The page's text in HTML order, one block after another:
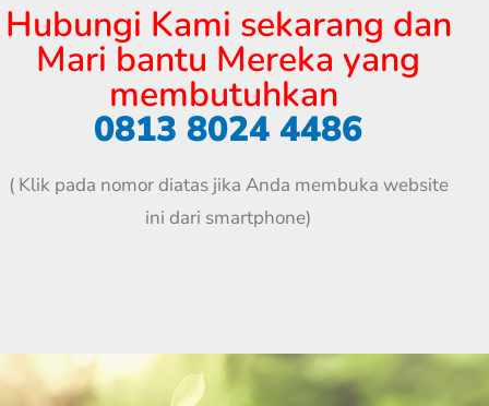
Hubungi Kami sekarang dan
Mari bantu Mereka yang
membutuhkan
0813 8024 4486
( Klik pada nomor diatas jika Anda membuka website
ini dari smartphone)